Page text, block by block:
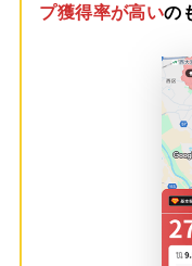
プ獲得率が高いの